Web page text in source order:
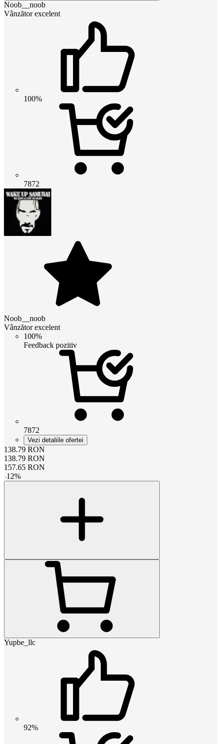
Noob__noob
Vânzător excelent
100%
7872
Noob__noob
Vânzător excelent
100%
Feedback pozitiv
7872
Vezi detaliile ofertei
138.79 RON
138.79 RON
157.65 RON
-12%
Yupbe_llc
92%